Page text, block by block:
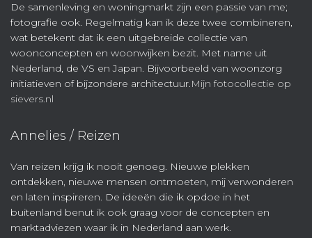
De samenleving en woningmarkt zijn een passie van me;
fotografie ook. Regelmatig kan ik deze twee combineren,
wat betekent dat ik een uitgebreide collectie van
woonconcepten en woonwijken bezit. Met name uit
Nederland, de VS en Japan. Bijvoorbeeld van woonzorg
initiatieven of bijzondere architectuur.Mijn fotocollectie op
sievers.nl
Annelies / Reizen
Van reizen krijg ik nooit genoeg. Nieuwe plekken
ontdekken, nieuwe mensen ontmoeten, mij verwonderen
en laten inspireren. De ideeën die ik opdoe in het
buitenland benut ik ook graag voor de concepten en
marktadviezen waar ik in Nederland aan werk.